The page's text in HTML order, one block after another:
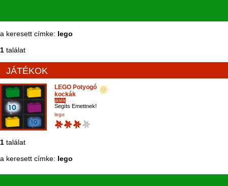
a keresett címke: lego
1 találat
JÁTÉKOK
LEGO Potyogó
kockák
játék
Segíts Emettnek!
lego
1 találat
a keresett címke: lego